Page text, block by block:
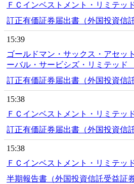
ＦＣインベストメント・リミテッド
訂正有価証券届出書（外国投資信
15:39
ゴールドマン・サックス・アセッ
ーバル・サービシズ・リミテッド
訂正有価証券届出書（外国投資信
15:38
ＦＣインベストメント・リミテッド
訂正有価証券届出書（外国投資信
15:38
ＦＣインベストメント・リミテッド
半期報告書（外国投資信託受益証